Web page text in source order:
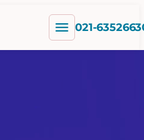
menu 021-